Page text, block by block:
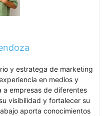
y estratega de marketing
en medios y
a empresas de diferentes
visibilidad y fortalecer su
aporta conocimientos